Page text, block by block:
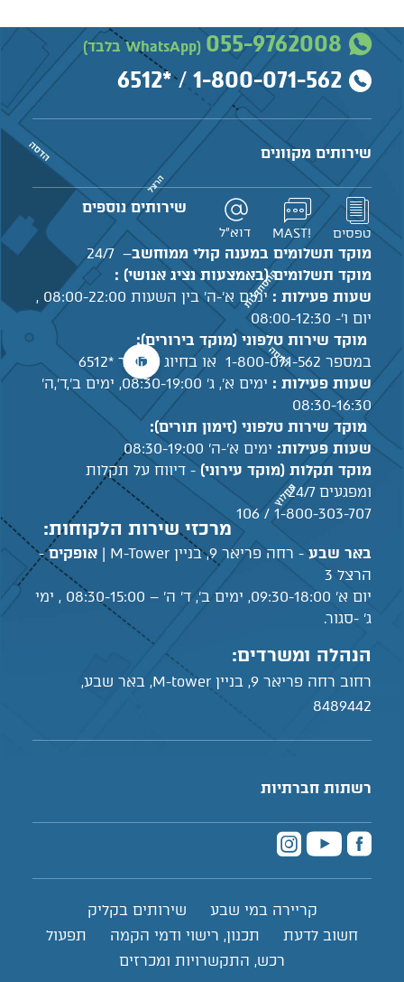
055-9762008 (WhatsApp בלבד)
1-800-071-562
/
*6512
שירותים מקוונים
טפסים !MAST דוא"ל
שירותים נוספים
מוקד תשלומים במענה קולי ממוחשב– 24/7
מוקד תשלומים (באמצעות נציג אנושי) :
שעות פעילות :
ימים א'-ה' בין השעות 08:00-22:00 ,
יום ו'- 08:00-12:30
מוקד שירות טלפוני (מוקד בירורים):
במספר 1-800-071-562 או בחיוג מקוצר *6512
שעות פעילות :
ימים א', ג' 08:30-19:00, ימים ב',ד',ה'
08:30-16:30
מוקד שירות טלפוני (זימון תורים):
שעות פעילות: ימים א'-ה' 08:30-19:00
מוקד תקלות (מוקד עירוני)- דיווח על תקלות
ומפגעים 24/7
1-800-303-707 / 106
מרכזי שירות הלקוחות:
באר שבע - רחה פריאר 9, בניין M-Tower | אופקים-
הרצל 3
יום א' 09:30-18:00, ימים ב', ד' ה' – 08:30-15:00 , ימי
ג' -סגור.
הנהלה ומשרדים:
רחוב רחה פריאר 9, בניין M-tower, באר שבע,
8489442
רשתות חברתיות
קריירה במי שבע
שירותים בקליק
חשוב לדעת
תכנון, רישוי ודמי הקמה
תפעול
רכש, התקשרויות ומכרזים